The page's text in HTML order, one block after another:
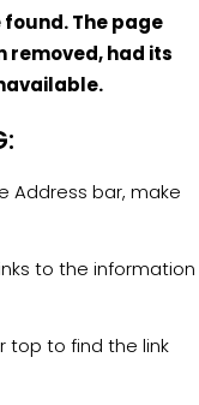
The page
removed, had its
Address bar, make
to the information
top to find the link